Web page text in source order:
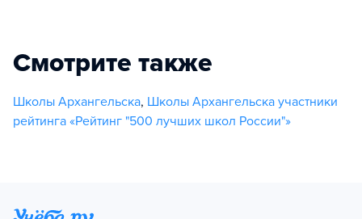
Смотрите также
Школы Архангельска, Школы Архангельска участники
рейтинга «Рейтинг "500 лучших школ России"»